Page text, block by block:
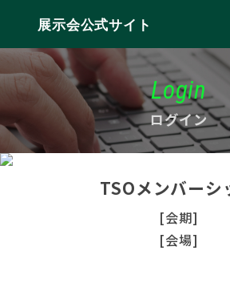
展示会公式サイト
Login
ログイン
TSOメンバーシ
[会期]
[会場]